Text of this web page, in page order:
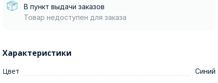
В пункт выдачи заказов
Товар недоступен для заказа
Характеристики
Цвет Синий